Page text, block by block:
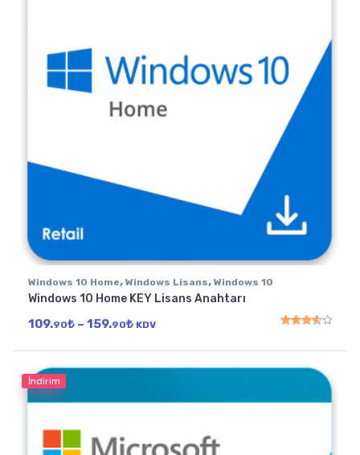
Windows 10 Home, Windows Lisans, Windows 10
Windows 10 Home KEY Lisans Anahtarı
109.90₺ – 159.90₺Fiyat aralığı: 109.90₺ - 159.90₺
KDV
İndirim